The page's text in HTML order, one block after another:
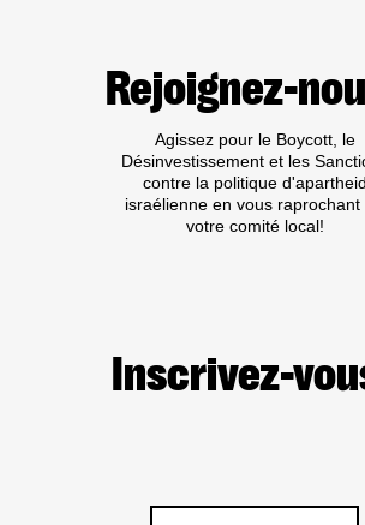
Rejoignez-
Agissez pour le Boycott, le
Désinvestissement et les
contre la politique d'apartheid
israélienne en vous raprochant
votre comité local!
Inscrivez-